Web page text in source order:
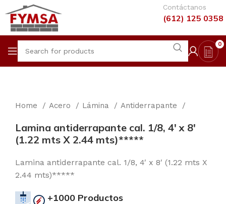
Contáctanos
(612) 125 0358
0
Home Acero Lámina Antiderrapante
Lamina antiderrapante cal. 1/8, 4′ x 8′
(1.22 mts X 2.44 mts)*****
Lamina antiderrapante cal. 1/8, 4′ x 8′ (1.22 mts X
2.44 mts)*****
+1000 Productos